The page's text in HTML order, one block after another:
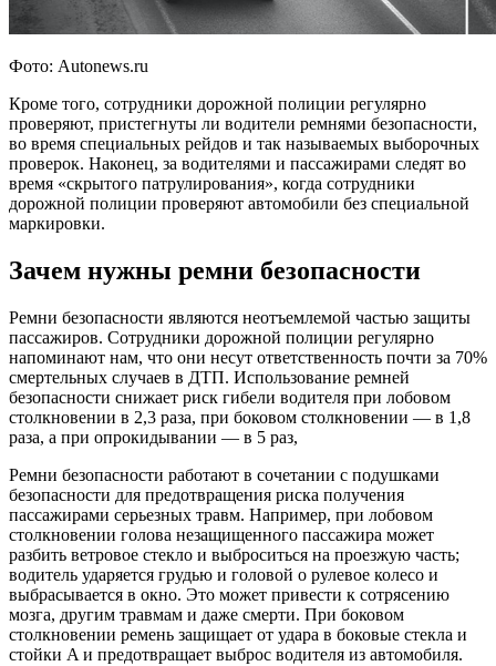
Фото: Autonews.ru
Кроме того, сотрудники дорожной полиции регулярно
проверяют, пристегнуты ли водители ремнями безопасности,
во время специальных рейдов и так называемых выборочных
проверок. Наконец, за водителями и пассажирами следят во
время «скрытого патрулирования», когда сотрудники
дорожной полиции проверяют автомобили без специальной
маркировки.
Зачем нужны ремни безопасности
Ремни безопасности являются неотъемлемой частью защиты
пассажиров. Сотрудники дорожной полиции регулярно
напоминают нам, что они несут ответственность почти за 70%
смертельных случаев в ДТП. Использование ремней
безопасности снижает риск гибели водителя при лобовом
столкновении в 2,3 раза, при боковом столкновении — в 1,8
раза, а при опрокидывании — в 5 раз,
Ремни безопасности работают в сочетании с подушками
безопасности для предотвращения риска получения
пассажирами серьезных травм. Например, при лобовом
столкновении голова незащищенного пассажира может
разбить ветровое стекло и выброситься на проезжую часть;
водитель ударяется грудью и головой о рулевое колесо и
выбрасывается в окно. Это может привести к сотрясению
мозга, другим травмам и даже смерти. При боковом
столкновении ремень защищает от удара в боковые стекла и
стойки A и предотвращает выброс водителя из автомобиля.